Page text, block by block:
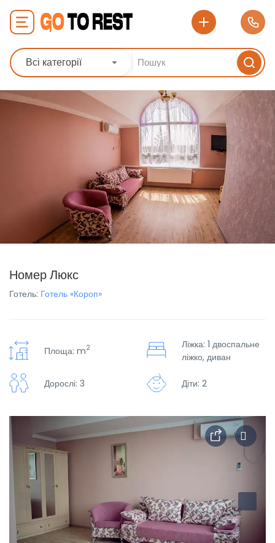
Всі категорії
Номер Люкс
Готель: Готель «Короп»
Площа: m2
Ліжка: 1 двоспальне
ліжко, диван
Дорослі: 3 Діти: 2